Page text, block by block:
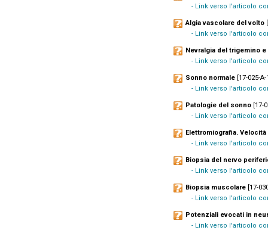
- Link verso l'articolo
Algia vascolare del volto
- Link verso l'articolo
Nevralgia del trigemino
- Link verso l'articolo
Sonno normale [17-025-
- Link verso l'articolo
Patologie del sonno [17-
- Link verso l'articolo
Elettromiografia.
- Link verso l'articolo
Biopsia del nervo
- Link verso l'articolo
Biopsia muscolare [17-
- Link verso l'articolo
Potenziali evocati in
- Link verso l'articolo